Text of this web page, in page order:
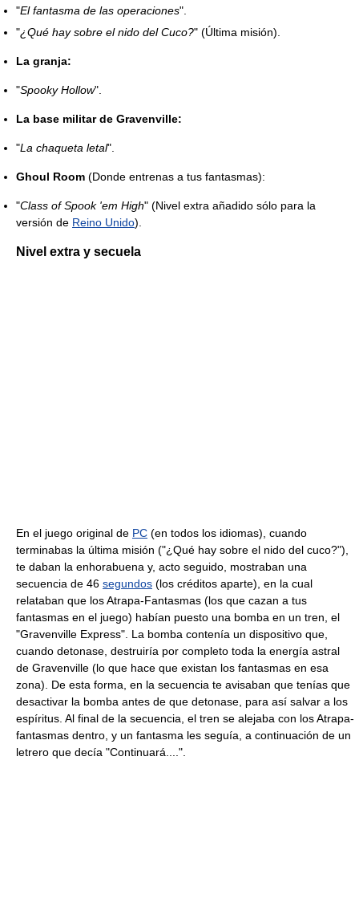
"El fantasma de las operaciones".
"¿Qué hay sobre el nido del Cuco?" (Última misión).
La granja:
"Spooky Hollow".
La base militar de Gravenville:
"La chaqueta letal".
Ghoul Room (Donde entrenas a tus fantasmas):
"Class of Spook 'em High" (Nivel extra añadido sólo para la
versión de Reino Unido).
Nivel extra y secuela
En el juego original de PC (en todos los idiomas), cuando
terminabas la última misión ("¿Qué hay sobre el nido del cuco?"),
te daban la enhorabuena y, acto seguido, mostraban una
secuencia de 46 segundos (los créditos aparte), en la cual
relataban que los Atrapa-Fantasmas (los que cazan a tus
fantasmas en el juego) habían puesto una bomba en un tren, el
"Gravenville Express". La bomba contenía un dispositivo que,
cuando detonase, destruiría por completo toda la energía astral
de Gravenville (lo que hace que existan los fantasmas en esa
zona). De esta forma, en la secuencia te avisaban que tenías que
desactivar la bomba antes de que detonase, para así salvar a los
espíritus. Al final de la secuencia, el tren se alejaba con los Atrapa-
fantasmas dentro, y un fantasma les seguía, a continuación de un
letrero que decía "Continuará....".